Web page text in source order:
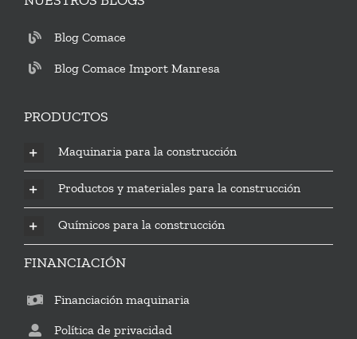
Blog Comace
Blog Comace Import Manresa
PRODUCTOS
Maquinaria para la construcción
Productos y materiales para la construcción
Químicos para la construcción
FINANCIACIÓN
Financiación maquinaria
Política de privacidad